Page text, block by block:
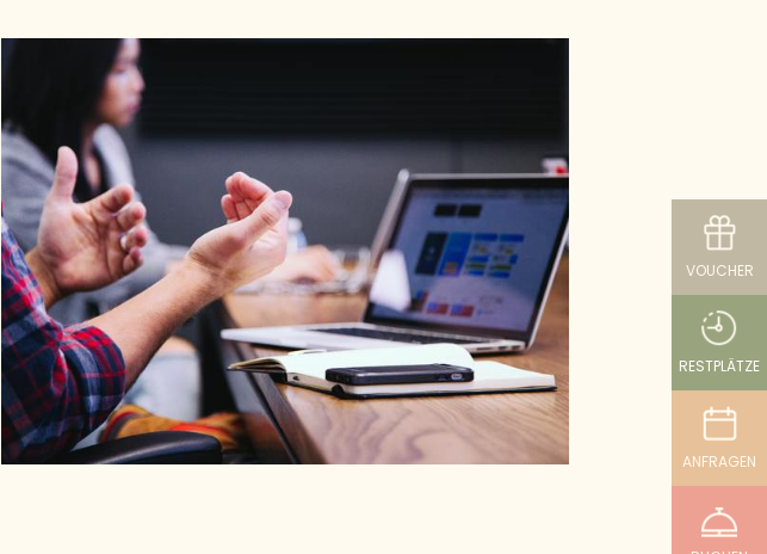
VOUCHER
RESTPLÄTZE
ANFRAGEN